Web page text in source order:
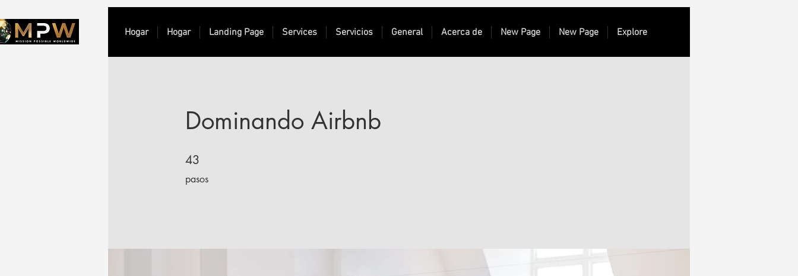
Hogar Hogar Landing Page Services Servicios General Acerca de New Page New Page Explore
Dominando Airbnb
43
pasos
43 pasos